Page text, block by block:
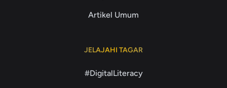
Artikel Umum
JELAJAHI TAGAR
#DigitalLiteracy